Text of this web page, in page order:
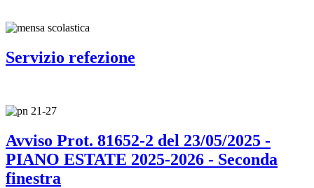
Servizio refezione
Avviso Prot. 81652-2 del 23/05/2025 -
PIANO ESTATE 2025-2026 - Seconda
finestra